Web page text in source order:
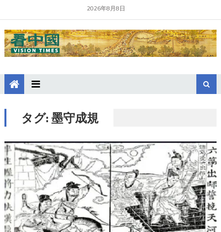
2026年8月8日
タグ:墨守成規